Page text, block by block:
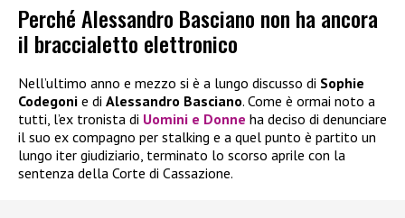
Perché Alessandro Basciano non ha ancora
il braccialetto elettronico
Nell’ultimo anno e mezzo si è a lungo discusso di Sophie
Codegoni e di Alessandro Basciano. Come è ormai noto a
tutti, l’ex tronista di Uomini e Donne ha deciso di denunciare
il suo ex compagno per stalking e a quel punto è partito un
lungo iter giudiziario, terminato lo scorso aprile con la
sentenza della Corte di Cassazione.